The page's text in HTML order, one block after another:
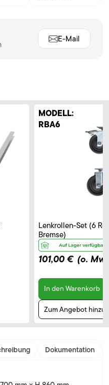
E-Mail
MODELL:
RBA6
Lenkrollen-Set (6
Bremse)
101,00 € (o.
In den Warenkorb
Zum Angebot
Dokumentation